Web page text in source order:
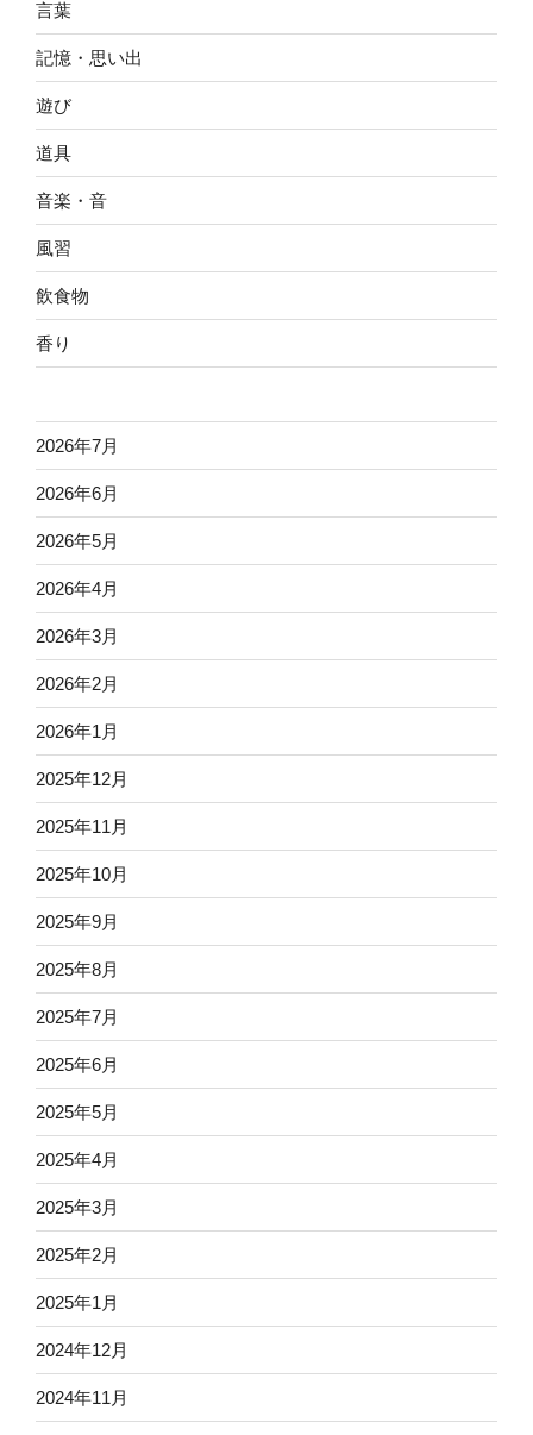
言葉
記憶・思い出
遊び
道具
音楽・音
風習
飲食物
香り
2026年7月
2026年6月
2026年5月
2026年4月
2026年3月
2026年2月
2026年1月
2025年12月
2025年11月
2025年10月
2025年9月
2025年8月
2025年7月
2025年6月
2025年5月
2025年4月
2025年3月
2025年2月
2025年1月
2024年12月
2024年11月